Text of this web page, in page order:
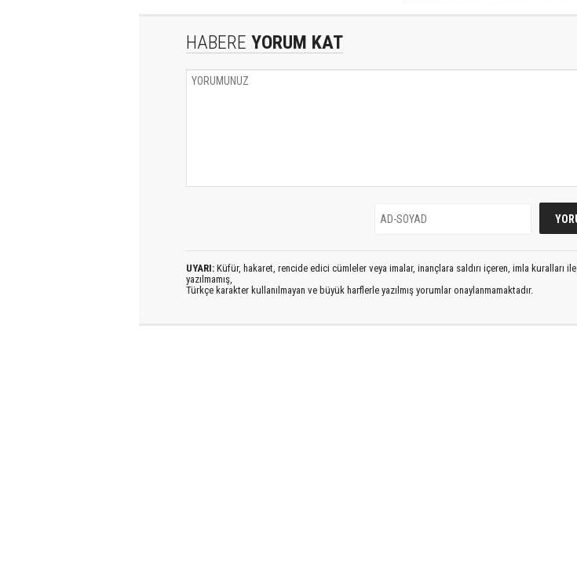
HABERE YORUM KAT
UYARI: Küfür, hakaret, rencide edici cümleler veya imalar, inançlara saldırı içeren, imla kuralları ile
yazılmamış,
Türkçe karakter kullanılmayan ve büyük harflerle yazılmış yorumlar onaylanmamaktadır.